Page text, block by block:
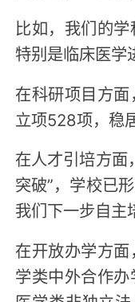
比如，我们的学
特别是临床医学
在科研项目方
立项528项，稳
在人才引培方面
突破”，学校已
我们下一步自主
在开放办学方
学类中外合作